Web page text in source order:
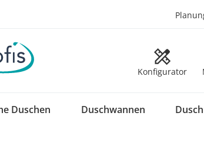
Konfigurator
Duschen Duschwannen